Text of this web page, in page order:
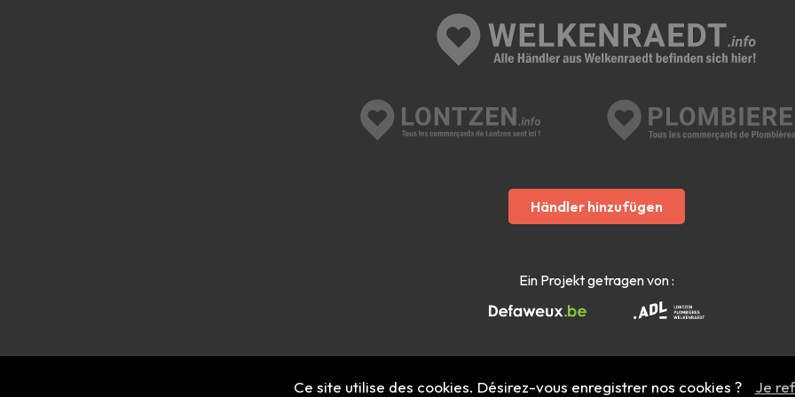
Händler hinzufügen
Ein Projekt getragen von :
Mentions légales- Copyright 2022 - 2026 welkenraedt.info
Ce site utilise des cookies. Désirez-vous enregistrer nos cookies ? Je